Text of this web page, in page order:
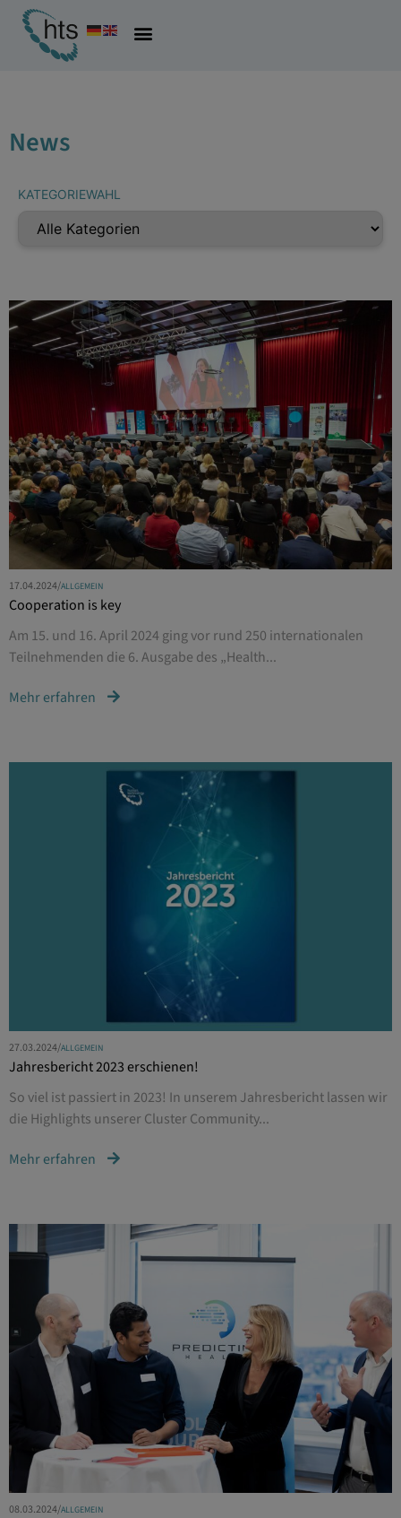
News
KATEGORIEWAHL
17.04.2024/ALLGEMEIN
Cooperation is key
Am 15. und 16. April 2024 ging vor rund 250 internationalen
Teilnehmenden die 6. Ausgabe des „Health...
Mehr erfahren
27.03.2024/ALLGEMEIN
Jahresbericht 2023 erschienen!
So viel ist passiert in 2023! In unserem Jahresbericht lassen wir
die Highlights unserer Cluster Community...
Mehr erfahren
08.03.2024/ALLGEMEIN